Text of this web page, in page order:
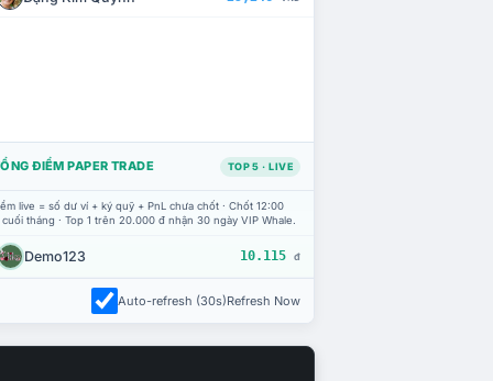
ĐIỂM PAPER TRADE TOP 5 · LIVE
live = số dư ví + ký quỹ + PnL chưa chốt · Chốt 12:00
tháng · Top 1 trên 20.000 đ nhận 30 ngày VIP Whale.
Demo123 10.115 đ
Auto-refresh (30s)Refresh Now